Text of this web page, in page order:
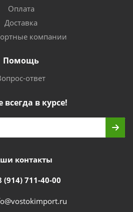
Оплата
Доставка
компании
Помощь
ответ
всегда в курсе!
контакты
(914) 711-40-00